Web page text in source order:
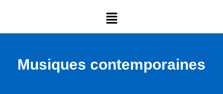
Musiques contemporaines